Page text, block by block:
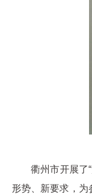
衢州市开展了
形势、新要求，为